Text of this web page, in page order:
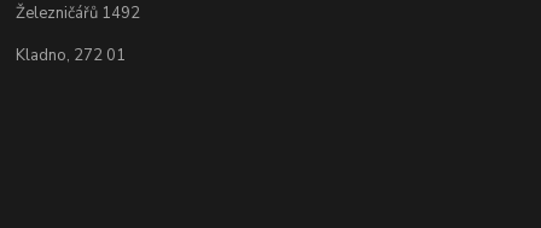
Železničářů 1492
Kladno, 272 01